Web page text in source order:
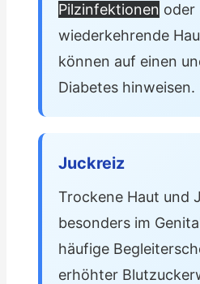
Pilzinfektionen oder
wiederkehrende
können auf einen
Diabetes hinweisen.
Juckreiz
Trockene Haut und
besonders im
häufige
erhöhter